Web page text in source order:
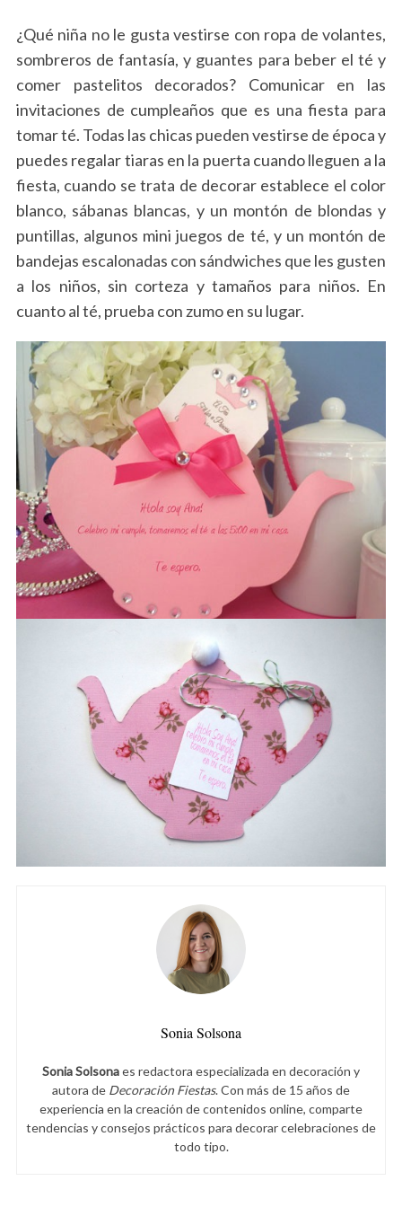
¿Qué niña no le gusta vestirse con ropa de volantes,
sombreros de fantasía, y guantes para beber el té y
comer pastelitos decorados? Comunicar en las
invitaciones de cumpleaños que es una fiesta para
tomar té. Todas las chicas pueden vestirse de época y
puedes regalar tiaras en la puerta cuando lleguen a la
fiesta, cuando se trata de decorar establece el color
blanco, sábanas blancas, y un montón de blondas y
puntillas, algunos mini juegos de té, y un montón de
bandejas escalonadas con sándwiches que les gusten
a los niños, sin corteza y tamaños para niños. En
cuanto al té, prueba con zumo en su lugar.
Sonia Solsona
Sonia Solsonaes redactora especializada en decoración y
autora de Decoración Fiestas. Con más de 15 años de
experiencia en la creación de contenidos online, comparte
tendencias y consejos prácticos para decorar celebraciones de
todo tipo.